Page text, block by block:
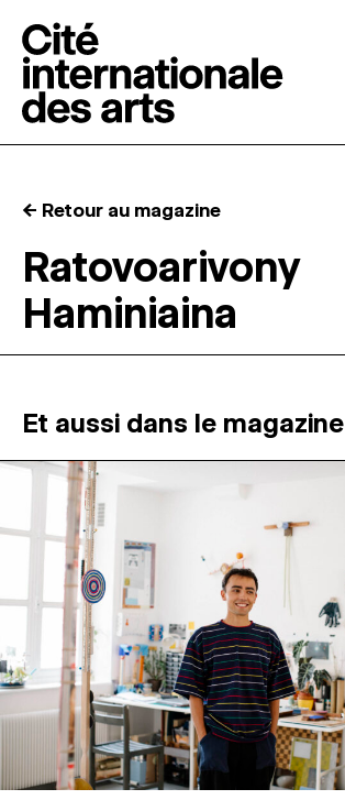
RÉSIDENCES ↓
MAGAZINE
ESPACES DE PRATIQUE ARTISTIQUE
Recherche
Connexion
↓
← Retour au magazine
Ratovoarivony
Haminiaina
Et aussi dans le magazine